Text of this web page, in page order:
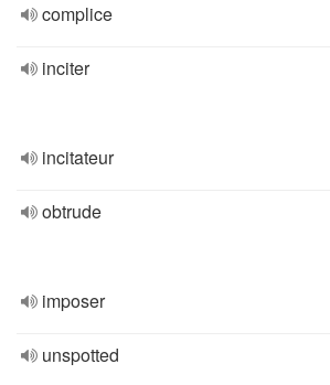
complice
inciter
incitateur
obtrude
imposer
unspotted